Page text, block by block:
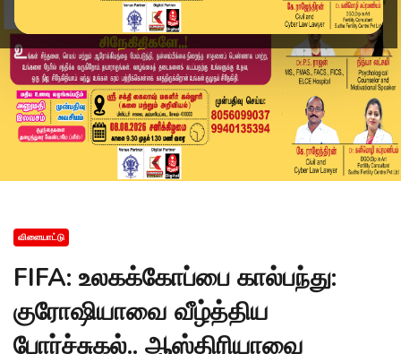
விளையாட்டு
FIFA: உலகக்கோப்பை கால்பந்து:
குரோஷியாவை வீழ்த்திய
போர்ச்சுகல்.. ஆஸ்திரியாவை